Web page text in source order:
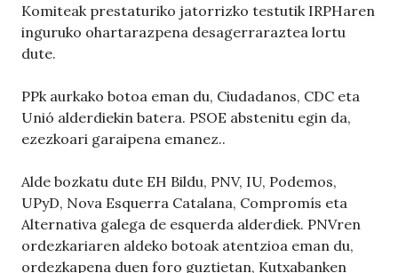
Komiteak prestaturiko jatorrizko testutik IRPHaren
inguruko ohartarazpena desagerraraztea lortu
dute.
PPk aurkako botoa eman du, Ciudadanos, CDC eta
Unió alderdiekin batera. PSOE abstenitu egin da,
ezezkoari garaipena emanez..
Alde bozkatu dute EH Bildu, PNV, IU, Podemos,
UPyD, Nova Esquerra Catalana, Compromís eta
Alternativa galega de esquerda alderdiek. PNVren
ordezkariaren aldeko botoak atentzioa eman du,
ordezkapena duen foro guztietan, Kutxabanken